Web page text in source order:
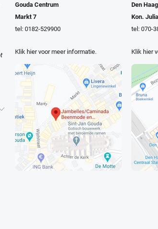
Gouda Centrum
Markt 7
tel: 0182-529900
Klik hier voor meer informatie.
Den
Kon.
tel: 070-
Klik hier